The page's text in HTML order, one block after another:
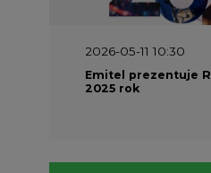
2026-05-11 10:30
Emitel prezentuje
2025 rok